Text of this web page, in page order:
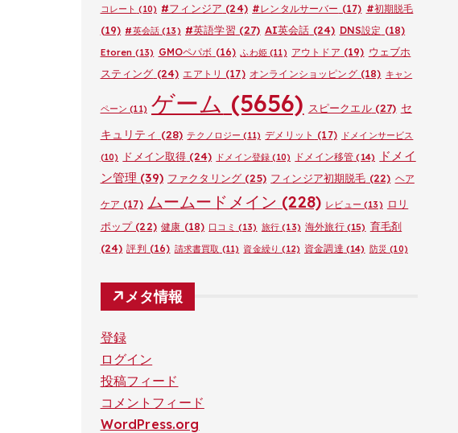
コレート (10) #フィンジア (24) #レンタルサーバー (17) #初期脱毛
(19) #英会話 (13) #英語学習 (27) AI英会話 (24) DNS設定 (18)
Etoren (13) GMOペパボ (16) ふわ姫(11) アウトドア (19) ウェブホ
スティング (24) エアトリ (17) オンラインショッピング(18) キャン
ペーン (11) ゲーム (5656) スピークエル(27) セ
キュリティ (28) テクノロジー (11) デメリット (17)
ドメインサービス
(10)
ドメイン取得 (24) ドメイン登録 (10) ドメイン移管 (14)
ドメイ
ン管理 (39) ファクタリング (25) フィンジア初期脱毛 (22) ヘア
ケア (17) ムームードメイン (228) レビュー (13) ロリ
ポップ(22) 健康 (18) 口コミ (13) 旅行 (13) 海外旅行(15) 育毛剤
(24) 評判 (16) 請求書買取 (11) 資金繰り (12) 資金調達 (14) 防災 (10)
メタ情報
登録
ログイン
投稿フィード
コメントフィード
WordPress.org